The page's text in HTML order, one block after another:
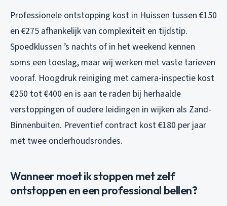
Professionele ontstopping kost in Huissen tussen €150
en €275 afhankelijk van complexiteit en tijdstip.
Spoedklussen ’s nachts of in het weekend kennen
soms een toeslag, maar wij werken met vaste tarieven
vooraf. Hoogdruk reiniging met camera-inspectie kost
€250 tot €400 en is aan te raden bij herhaalde
verstoppingen of oudere leidingen in wijken als Zand-
Binnenbuiten. Preventief contract kost €180 per jaar
met twee onderhoudsrondes.
Wanneer moet ik stoppen met zelf
ontstoppen en een professional bellen?